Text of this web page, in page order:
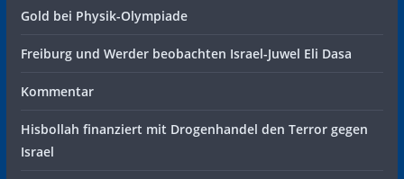
Gold bei Physik-Olympiade
Freiburg und Werder beobachten Israel-Juwel Eli Dasa
Kommentar
Hisbollah finanziert mit Drogenhandel den Terror gegen
Israel